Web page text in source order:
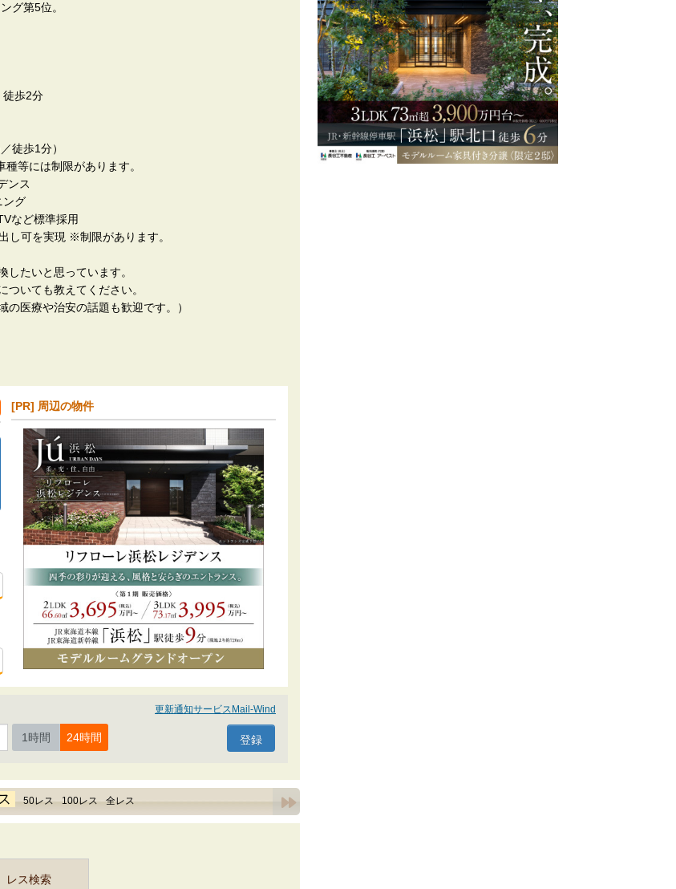
グ第5位。
徒歩2分
徒歩1分）
等には制限があります。
ンス
ング
など標準採用
し可を実現 ※制限があります。
たいと思っています。
いても教えてください。
の医療や治安の話題も歓迎です。）
[PR] 周辺の物件
更新通知サービスMail-Wind
1時間 24時間
50レス 100レス 全レス
レス検索